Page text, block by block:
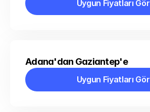
Uygun Fiyatları Gör
Uygun Fiyatları Gör
Adana'dan Gaziantep'e
Uygun Fiyatları Gör
Uygun Fiyatları Gör